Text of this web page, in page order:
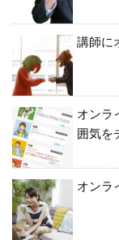
講師に
オンラ
囲気を
オンラ